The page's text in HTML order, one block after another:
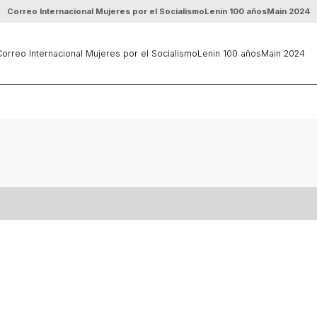
Correo Internacional Mujeres por el SocialismoLenin 100 añosMain 2024
Internacional Mujeres por el SocialismoLenin 100 añosMain 2024